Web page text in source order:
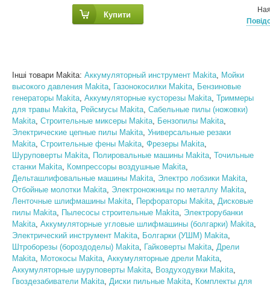
Купити
Інші товари Makita: Аккумуляторный инструмент Makita, Мойки
высокого давления Makita, Газонокосилки Makita, Бензиновые
генераторы Makita, Аккумуляторные кусторезы Makita, Триммеры
для травы Makita, Рейсмусы Makita, Сабельные пилы (ножовки)
Makita, Строительные миксеры Makita, Бензопилы Makita,
Электрические цепные пилы Makita, Универсальные резаки
Makita, Строительные фены Makita, Фрезеры Makita,
Шуруповерты Makita, Полировальные машины Makita, Точильные
станки Makita, Компрессоры воздушные Makita,
Дельташлифовальные машины Makita, Электро лобзики Makita,
Отбойные молотки Makita, Электроножницы по металлу Makita,
Ленточные шлифмашины Makita, Перфораторы Makita, Дисковые
пилы Makita, Пылесосы строительные Makita, Электрорубанки
Makita, Аккумуляторные угловые шлифмашины (болгарки) Makita,
Электрический инструмент Makita, Болгарки (УШМ) Makita,
Штроборезы (бороздоделы) Makita, Гайковерты Makita, Дрели
Makita, Мотокосы Makita, Аккумуляторные дрели Makita,
Аккумуляторные шуруповерты Makita, Воздуходувки Makita,
Гвоздезабиватели Makita, Диски пильные Makita, Комплекты для